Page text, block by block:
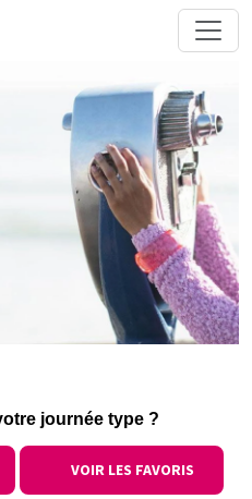
journée type ?
VOIR LES FAVORIS